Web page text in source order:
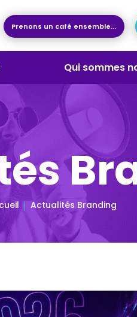
Prenons un café ensemble...
Qui sommes
Actualités Branding